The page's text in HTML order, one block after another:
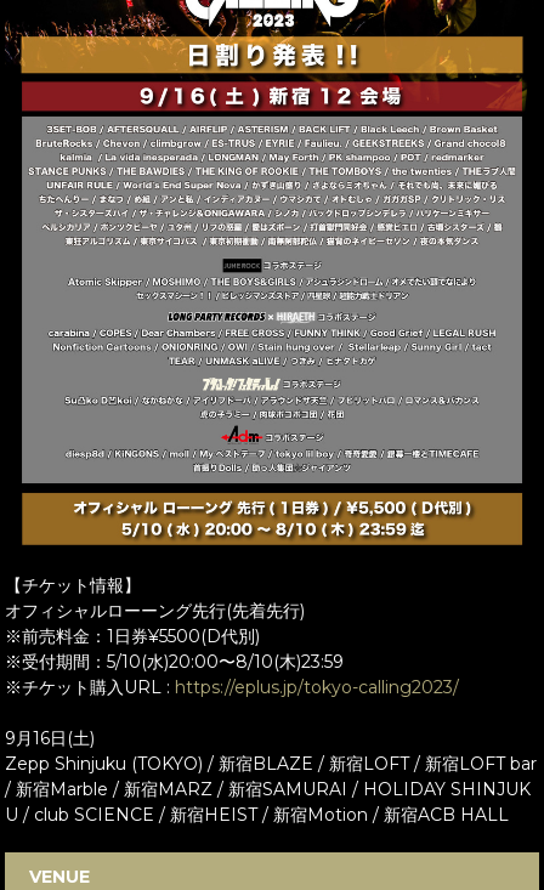
【チケット情報】
オフィシャルローーング先行(先着先行)
※前売料金：1日券¥5500(D代別)
※受付期間：5/10(水)20:00〜8/10(木)23:59
※チケット購入URL : https://eplus.jp/tokyo-calling2023/
9月16日(土)
Zepp Shinjuku (TOKYO) / 新宿BLAZE / 新宿LOFT / 新宿LOFT bar
/ 新宿Marble / 新宿MARZ / 新宿SAMURAI / HOLIDAY SHINJUK
U / club SCIENCE / 新宿HEIST / 新宿Motion / 新宿ACB HALL
VENUE